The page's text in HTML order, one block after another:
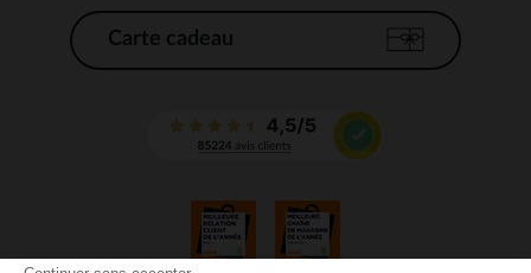
Carte cadeau